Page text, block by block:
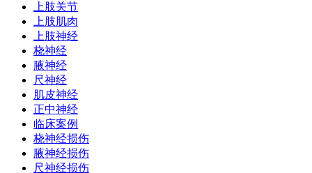
上肢关节
上肢肌肉
上肢神经
桡神经
腋神经
尺神经
肌皮神经
正中神经
临床案例
桡神经损伤
腋神经损伤
尺神经损伤